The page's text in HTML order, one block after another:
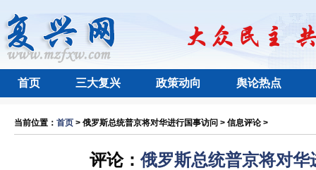
首页 三大复兴 政策动向 舆论热点
当前位置： 首页 > 俄罗斯总统普京将对华进行国事访问 > 信息评论 >
评论：俄罗斯总统普京将对华